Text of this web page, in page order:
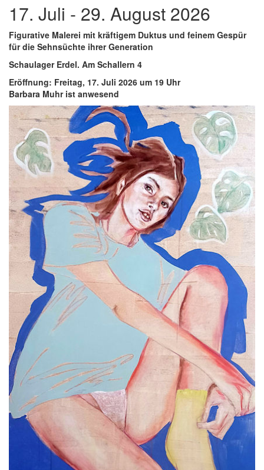
17. Juli - 29. August 2026
Figurative Malerei mit kräftigem Duktus und feinem Gespür
für die Sehnsüchte ihrer Generation
Schaulager Erdel. Am Schallern 4
Eröffnung: Freitag, 17. Juli 2026 um 19 Uhr
Barbara Muhr ist anwesend